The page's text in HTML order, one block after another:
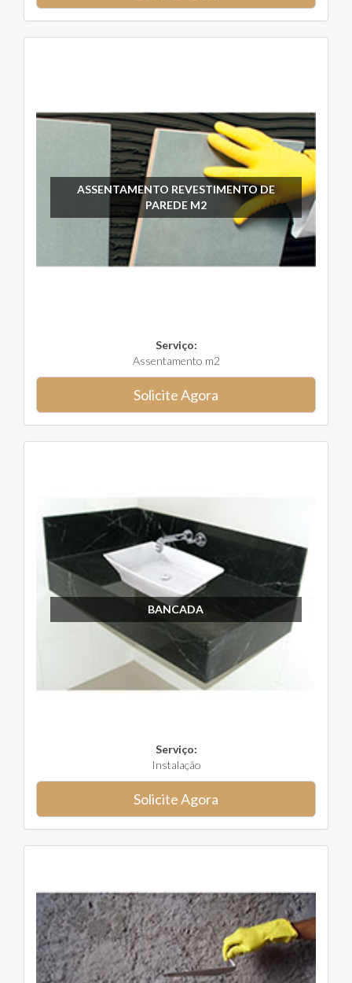
ASSENTAMENTO REVESTIMENTO DE
PAREDE M2
Serviço:
Assentamento m2
Solicite Agora
BANCADA
Serviço:
Instalação
Solicite Agora